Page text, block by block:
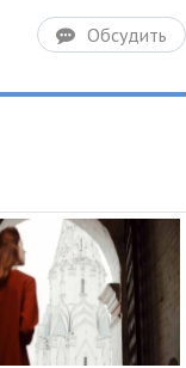
Обсудить